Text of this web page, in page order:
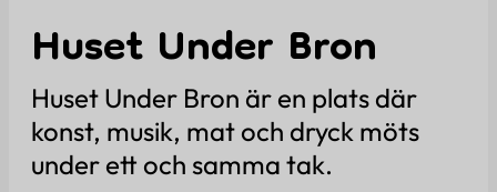
Inspiration
Erbjudanden
Om oss
Huset Under Bron
Huset Under Bron är en plats där
konst, musik, mat och dryck möts
under ett och samma tak.